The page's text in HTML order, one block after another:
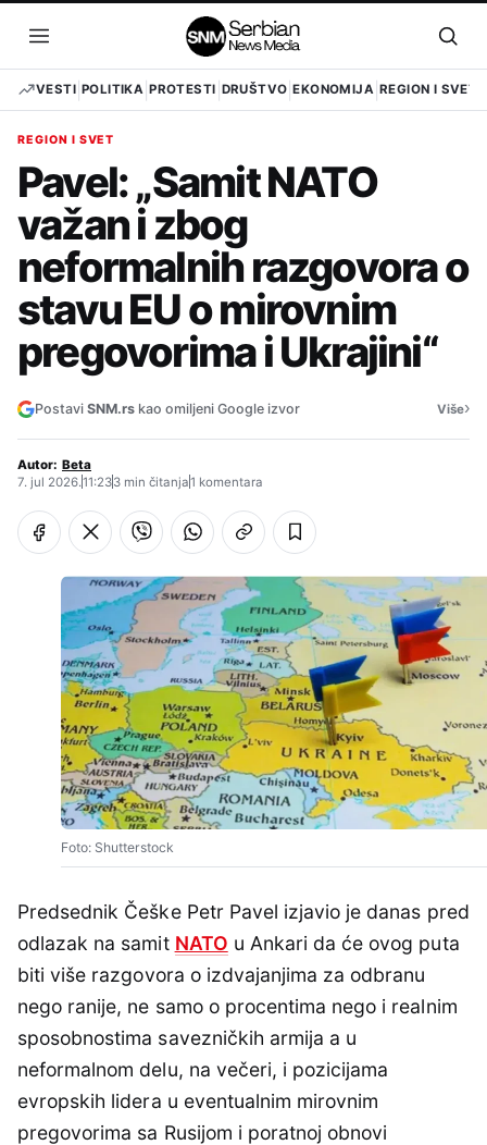
sadržaj
Otvori
meni
VESTI POLITIKA PROTESTI DRUŠTVO EKONOMIJA REGION I SVET
REGION I SVET
Pavel: „Samit NATO
važan i zbog
neformalnih razgovora o
stavu EU o mirovnim
pregovorima i Ukrajini“
Postavi SNM.rs kao omiljeni Google izvor Više›
Autor: Beta
7. jul 2026.11:233 min čitanja1 komentara
Foto: Shutterstock
Predsednik Češke Petr Pavel izjavio je danas pred
odlazak na samit NATO u Ankari da će ovog puta
biti više razgovora o izdvajanjima za odbranu
nego ranije, ne samo o procentima nego i realnim
sposobnostima savezničkih armija a u
neformalnom delu, na večeri, i pozicijama
evropskih lidera u eventualnim mirovnim
pregovorima sa Rusijom i poratnoj obnovi